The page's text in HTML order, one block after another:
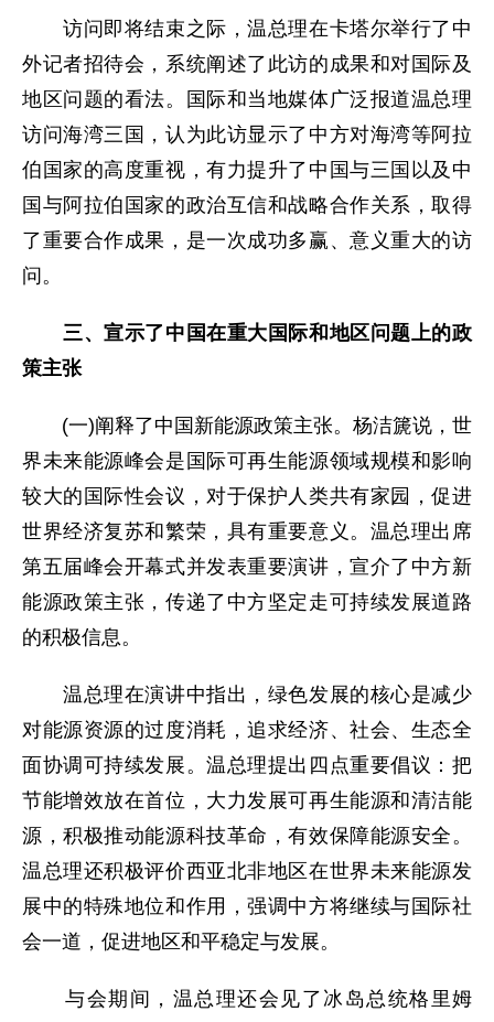
访问即将结束之际，温总理在卡塔尔举行了中
外记者招待会，系统阐述了此访的成果和对国际及
地区问题的看法。国际和当地媒体广泛报道温总理
访问海湾三国，认为此访显示了中方对海湾等阿拉
伯国家的高度重视，有力提升了中国与三国以及中
国与阿拉伯国家的政治互信和战略合作关系，取得
了重要合作成果，是一次成功多赢、意义重大的访
问。
三、宣示了中国在重大国际和地区问题上的政
策主张
(一)阐释了中国新能源政策主张。杨洁篪说，世
界未来能源峰会是国际可再生能源领域规模和影响
较大的国际性会议，对于保护人类共有家园，促进
世界经济复苏和繁荣，具有重要意义。温总理出席
第五届峰会开幕式并发表重要演讲，宣介了中方新
能源政策主张，传递了中方坚定走可持续发展道路
的积极信息。
温总理在演讲中指出，绿色发展的核心是减少
对能源资源的过度消耗，追求经济、社会、生态全
面协调可持续发展。温总理提出四点重要倡议：把
节能增效放在首位，大力发展可再生能源和清洁能
源，积极推动能源科技革命，有效保障能源安全。
温总理还积极评价西亚北非地区在世界未来能源发
展中的特殊地位和作用，强调中方将继续与国际社
会一道，促进地区和平稳定与发展。
与会期间，温总理还会见了冰岛总统格里姆